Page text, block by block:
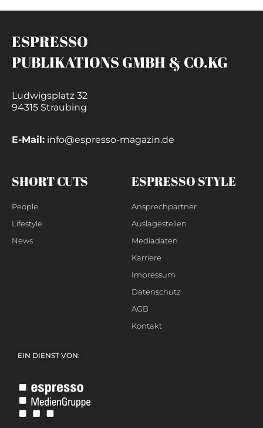
ESPRESSO
PUBLIKATIONS GMBH & CO.KG
Ludwigsplatz 32
94315 Straubing
E-Mail: info@espresso-magazin.de
SHORT CUTS
People
Lifestyle
News
ESPRESSO STYLE
Ansprechpartner
Auslagestellen
Mediadaten
Karriere
Impressum
Datenschutz
AGB
Kontakt
EIN DIENST VON: